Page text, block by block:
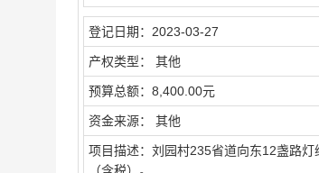
登记日期： 2023-03-27
产权类型： 其他
预算总额： 8,400.00元
资金来源： 其他
项目描述： 刘园村235省道向东12盏路